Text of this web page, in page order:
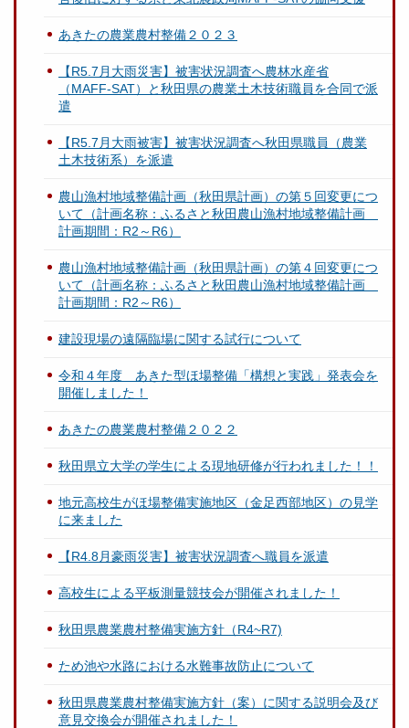
あきたの農業農村整備２０２３
【R5.7月大雨災害】被害状況調査へ農林水産省
（MAFF-SAT）と秋田県の農業土木技術職員を合同で派
遣
【R5.7月大雨被害】被害状況調査へ秋田県職員（農業
土木技術系）を派遣
農山漁村地域整備計画（秋田県計画）の第５回変更につ
いて（計画名称：ふるさと秋田農山漁村地域整備計画
計画期間：R2～R6）
農山漁村地域整備計画（秋田県計画）の第４回変更につ
いて（計画名称：ふるさと秋田農山漁村地域整備計画
計画期間：R2～R6）
建設現場の遠隔臨場に関する試行について
令和４年度 あきた型ほ場整備「構想と実践」発表会を
開催しました！
あきたの農業農村整備２０２２
秋田県立大学の学生による現地研修が行われました！！
地元高校生がほ場整備実施地区（金足西部地区）の見学
に来ました
【R4.8月豪雨災害】被害状況調査へ職員を派遣
高校生による平板測量競技会が開催されました！
秋田県農業農村整備実施方針（R4~R7)
ため池や水路における水難事故防止について
秋田県農業農村整備実施方針（案）に関する説明会及び
意見交換会が開催されました！